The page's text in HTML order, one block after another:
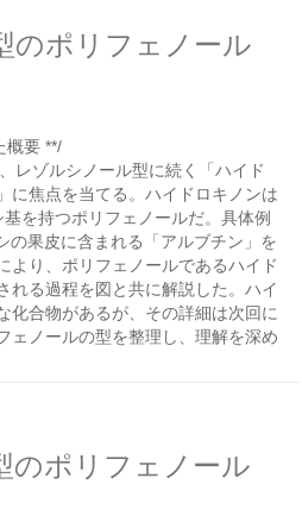
のポリフェノール
概要 **/
レゾルシノール型に続く「ハイド
に焦点を当てる。ハイドロキノンは
を持つポリフェノールだ。具体例
の果皮に含まれる「アルブチン」を
より、ポリフェノールであるハイド
れる過程を図と共に解説した。ハイ
化合物があるが、その詳細は次回に
ェノールの型を整理し、理解を深め
のポリフェノール